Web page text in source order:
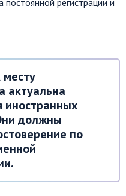
регистрации и
месту
актуальна
иностранных
должны
по